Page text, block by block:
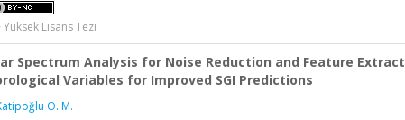
Lisans Tezi
Spectrum Analysis for Noise Reduction and Feature
Variables for Improved SGI Predictions
O. M.